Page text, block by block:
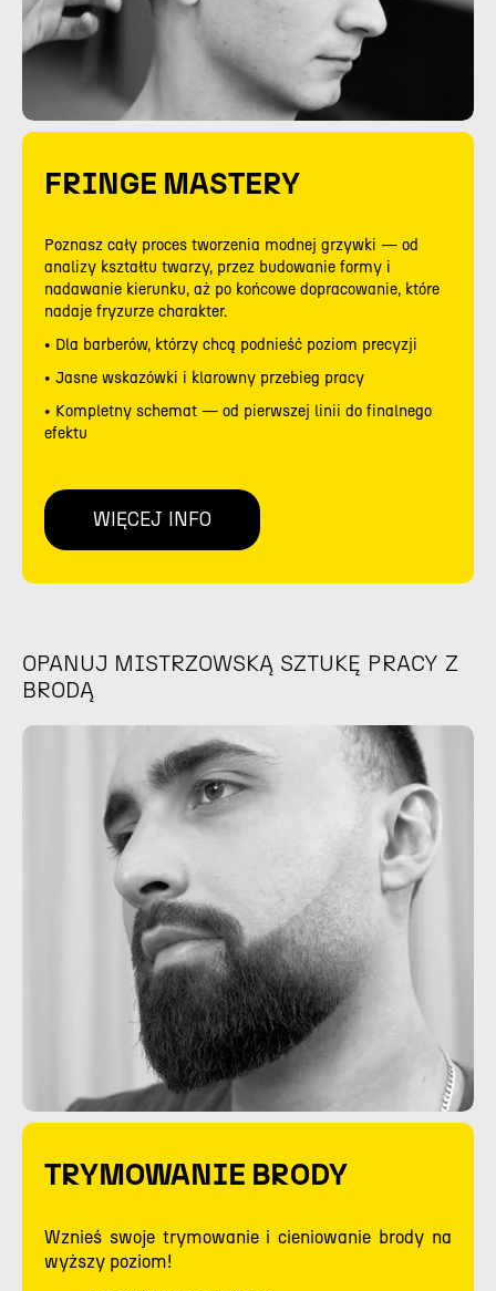
FRINGE MASTERY
Poznasz cały proces tworzenia modnej grzywki — od
analizy kształtu twarzy, przez budowanie formy i
nadawanie kierunku, aż po końcowe dopracowanie, które
nadaje fryzurze charakter.
• Dla barberów, którzy chcą podnieść poziom precyzji
• Jasne wskazówki i klarowny przebieg pracy
• Kompletny schemat — od pierwszej linii do finalnego
efektu
WIĘCEJ INFO
OPANUJ MISTRZOWSKĄ SZTUKĘ PRACY Z
BRODĄ
TRYMOWANIE BRODY
Wznieś swoje trymowanie i cieniowanie brody na
wyższy poziom!